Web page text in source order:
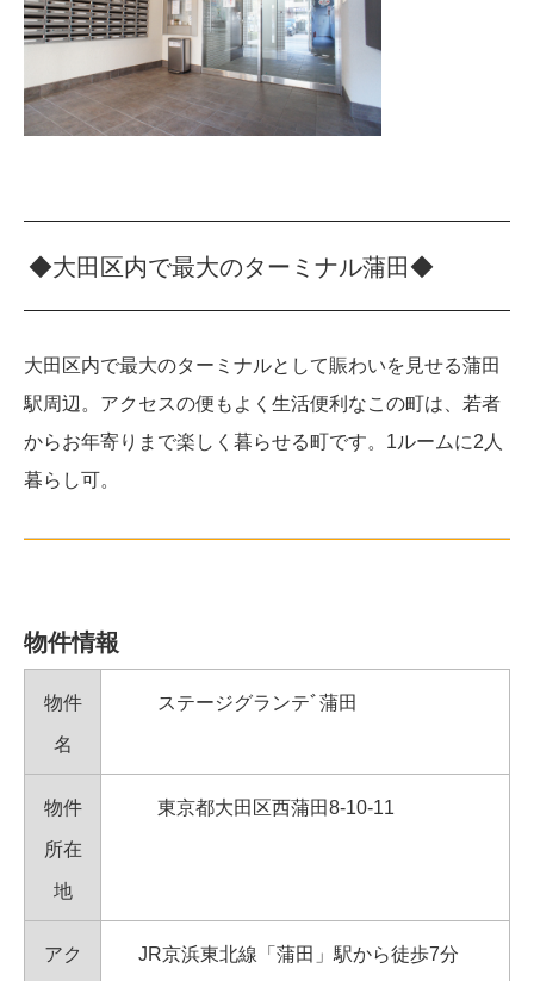
◆大田区内で最大のターミナル蒲田◆
大田区内で最大のターミナルとして賑わいを見せる蒲田
駅周辺。アクセスの便もよく生活便利なこの町は、若者
からお年寄りまで楽しく暮らせる町です。1ルームに2人
暮らし可。
物件情報
物件
名
ステージグランテﾞ蒲田
物件
所在
地
東京都大田区西蒲田8-10-11
アク
JR京浜東北線「蒲田」駅から徒歩7分